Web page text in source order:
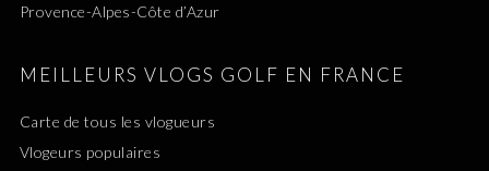
Provence-Alpes-Côte d’Azur
MEILLEURS VLOGS GOLF EN FRANCE
Carte de tous les vlogueurs
Vlogeurs populaires